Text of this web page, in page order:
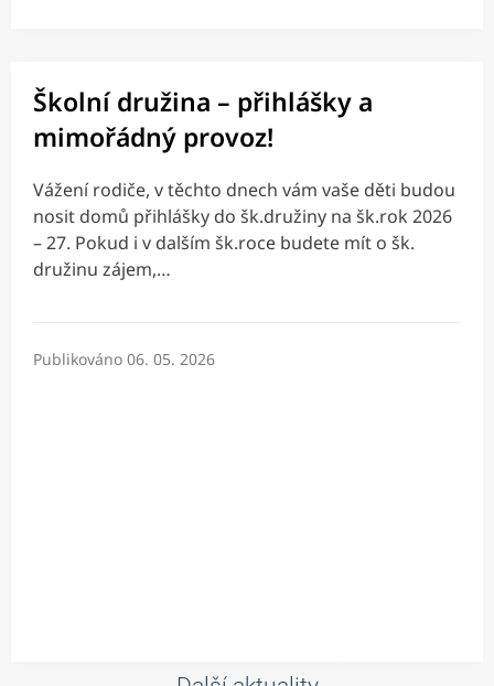
Školní družina – přihlášky a
mimořádný provoz!
Vážení rodiče, v těchto dnech vám vaše děti budou
nosit domů přihlášky do šk.družiny na šk.rok 2026
– 27. Pokud i v dalším šk.roce budete mít o šk.
družinu zájem,…
Publikováno 06. 05. 2026